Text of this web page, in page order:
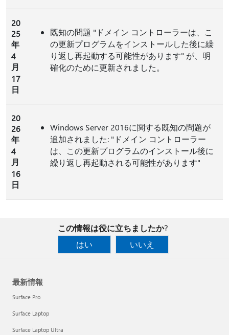
20
25
年
4
月
17
日
既知の問題 "ドメイン コントローラーは、こ
の更新プログラムをインストールした後に繰
り返し再起動する可能性があります" が、明
確化のために更新されました。
20
26
年
4
月
16
日
Windows Server 2016に関する既知の問題が
追加されました: "ドメイン コントローラー
は、この更新プログラムのインストール後に
繰り返し再起動される可能性があります"
この情報は役に立ちましたか?
はい
いいえ
最新情報
Surface Pro
Surface Laptop
Surface Laptop Ultra